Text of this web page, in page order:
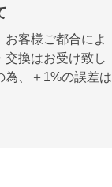
客様ご都合によ
交換はお受け致し
為、＋1%の誤差は